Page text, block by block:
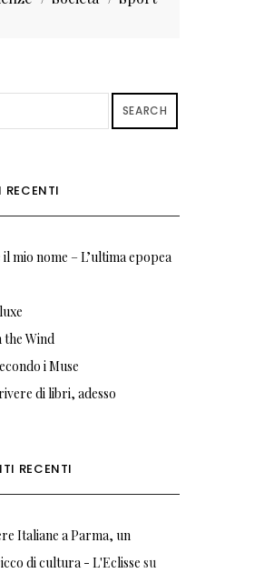
SEARCH
il mio nome – L’ultima epopea
the Wind
i Muse
di libri, adesso
RECENTI
Italiane a Parma, un
di cultura - L'Eclisse su